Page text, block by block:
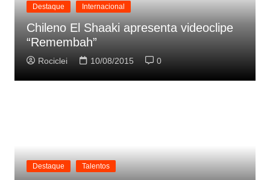
Destaque Internacional
Chileno El Shaaki apresenta videoclipe
“Remembah”
Rociclei 10/08/2015 0
Destaque Talentos